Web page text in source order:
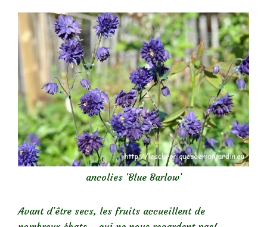
ancolies ‘Blue Barlow’
Avant d’être secs, les fruits accueillent de